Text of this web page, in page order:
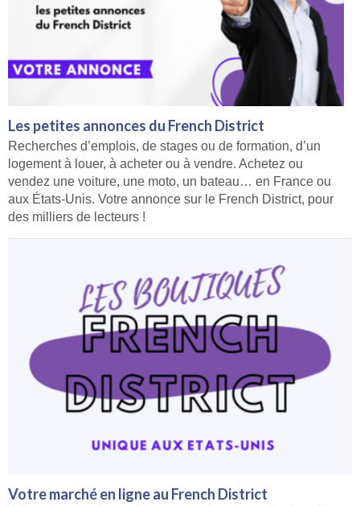
Les petites annonces du French District
Recherches d’emplois, de stages ou de formation, d’un
logement à louer, à acheter ou à vendre. Achetez ou
vendez une voiture, une moto, un bateau… en France ou
aux États-Unis. Votre annonce sur le French District, pour
des milliers de lecteurs !
Votre marché en ligne au French District